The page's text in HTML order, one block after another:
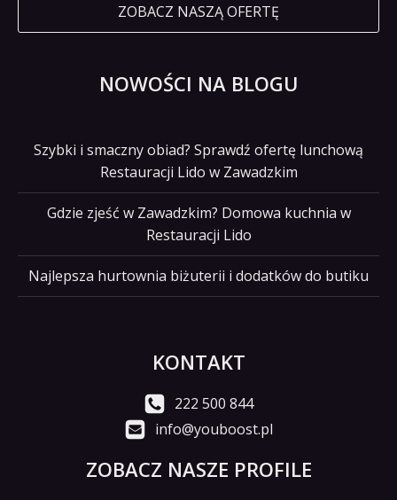
ZOBACZ NASZĄ OFERTĘ
NOWOŚCI NA BLOGU
Szybki i smaczny obiad? Sprawdź ofertę lunchową
Restauracji Lido w Zawadzkim
Gdzie zjeść w Zawadzkim? Domowa kuchnia w
Restauracji Lido
Najlepsza hurtownia biżuterii i dodatków do butiku
KONTAKT
222 500 844
info@youboost.pl
ZOBACZ NASZE PROFILE